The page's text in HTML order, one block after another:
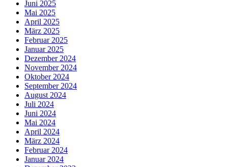
Juni 2025
Mai 2025
April 2025
März 2025
Februar 2025
Januar 2025
Dezember 2024
November 2024
Oktober 2024
September 2024
August 2024
Juli 2024
Juni 2024
Mai 2024
April 2024
März 2024
Februar 2024
Januar 2024